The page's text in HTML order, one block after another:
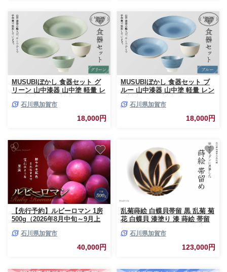
MUSUBIぼかし 食器セット グ
リーン 山中漆器 山中塗 軽量 レ
ュラル 自然 おしゃれ ギフト
石川県加賀市
18,000円
MUSUBIぼかし 食器セット ブ
ルー 山中漆器 山中塗 軽量 レン
ラル 自然 おしゃれ ギフト F6P-
石川県加賀市
18,000円
【先行予約】ルビーロマン 1房
500g（2026年8月中旬～9月上
大粒 先行予約 予約 冷蔵配送 く
だもの 果物 フルーツ ご当地 食
石川県加賀市
40,000円
乱菊蒔絵 白蝶貝帯留 黒 乱菊 菊
花 白蝶貝 漆塗り 漆 蒔絵 帯留
和服 ギフト 伝統工芸 工芸品 国
産 日本製 うるしアート 復興 震
災 コロナ 能登半島地震復興支
石川県加賀市
123,000円